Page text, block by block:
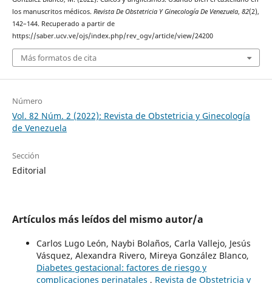
los manuscritos médicos. Revista De Obstetricia Y Ginecología De Venezuela, 82(2),
142–144. Recuperado a partir de
https://saber.ucv.ve/ojs/index.php/rev_ogv/article/view/24200
Más formatos de cita
Número
Vol. 82 Núm. 2 (2022): Revista de Obstetricia y Ginecología
de Venezuela
Sección
Editorial
Artículos más leídos del mismo autor/a
Carlos Lugo León, Naybi Bolaños, Carla Vallejo, Jesús
Vásquez, Alexandra Rivero, Mireya González Blanco,
Diabetes gestacional: factores de riesgo y
complicaciones perinatales , Revista de Obstetricia y